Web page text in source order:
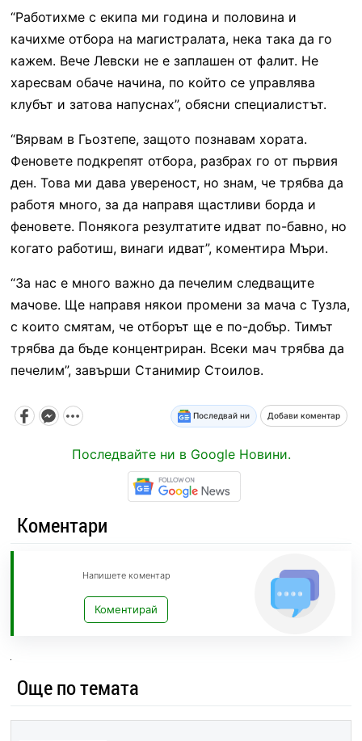
“Работихме с екипа ми година и половина и
качихме отбора на магистралата, нека така да го
кажем. Вече Левски не е заплашен от фалит. Не
харесвам обаче начина, по който се управлява
клубът и затова напуснах”, обясни специалистът.
“Вярвам в Гьозтепе, защото познавам хората.
Феновете подкрепят отбора, разбрах го от първия
ден. Това ми дава увереност, но знам, че трябва да
работя много, за да направя щастливи борда и
феновете. Понякога резултатите идват по-бавно, но
когато работиш, винаги идват”, коментира Мъри.
“За нас е много важно да печелим следващите
мачове. Ще направя някои промени за мача с Тузла,
с които смятам, че отборът ще е по-добър. Тимът
трябва да бъде концентриран. Всеки мач трябва да
печелим”, завърши Станимир Стоилов.
Последвай ни Добави коментар
Последвайте ни в Google Новини.
Коментари
Напишете коментар
Коментирай
Още по темата